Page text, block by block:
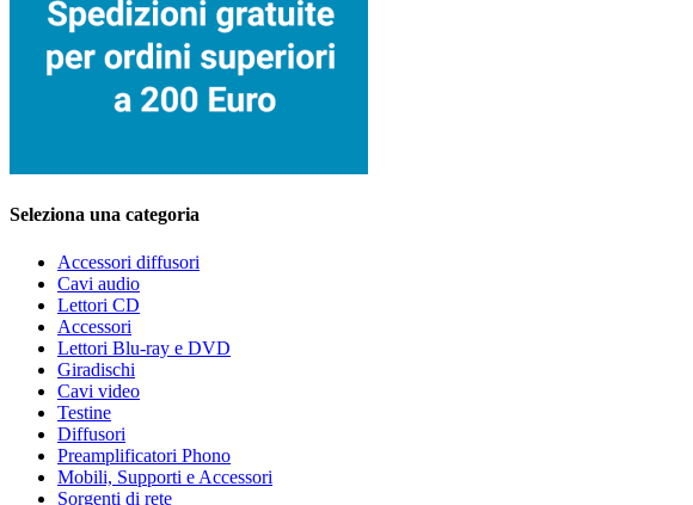
Seleziona una categoria
Accessori diffusori
Cavi audio
Lettori CD
Accessori
Lettori Blu-ray e DVD
Giradischi
Cavi video
Testine
Diffusori
Preamplificatori Phono
Mobili, Supporti e Accessori
Sorgenti di rete